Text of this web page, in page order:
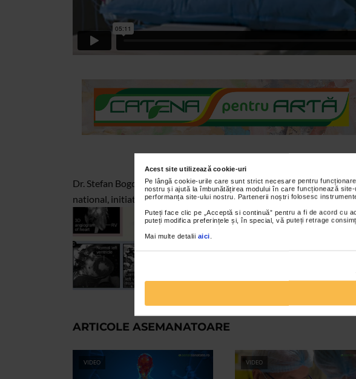
Acest site utilizează cookie-uri
Pe lângă cookie-urile care sunt strict necesare pentru
nostru și ajută la îmbunătățirea modului în care funcționează
performanța site-ului nostru. Partenerii noștri folosesc
Puteți face clic pe „Acceptă si continuă” pentru a fi de acord cu
puteți modifica preferințele și, în special, vă puteți retrage
Mai multe detalii aici
Dr. Stefan Bogdan - asist.univ. - Clinica de Cardiologie - Spitalul de
national, initiat de curand in tara noastra, de angioplastie primara.
ARTICOLE ASEMANATOARE
VIDEO VIDEO